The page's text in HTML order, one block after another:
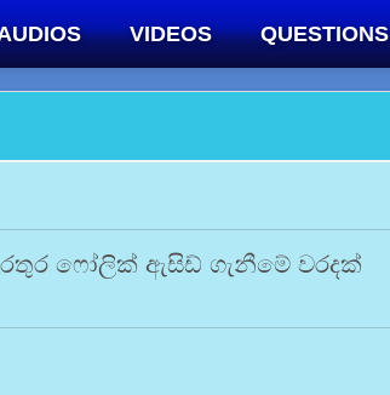
VIDEOS QUESTIONS
ෆෝලික් ඇසිඩ් ගැනීමේ වරදක්